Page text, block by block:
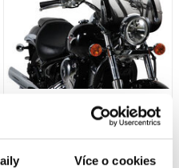
Více o cookies
GIVI PLEXI UNIVERZÁLNÍ AIRSTAR
A35N